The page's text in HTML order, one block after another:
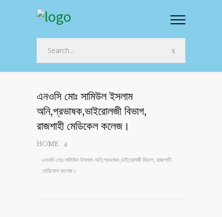
এনওসি মোঃ সামিউল ইসলাম
অনি,প্রভাষক,ভাইরোলজী বিভাগ,
রাজশাহী মেডিকেল কলেজ।
HOME
এনওসি মোঃ সামিউল ইসলাম অনি,প্রভাষক,ভাইরোলজী বিভাগ, রাজশাহী
মেডিকেল কলেজ।